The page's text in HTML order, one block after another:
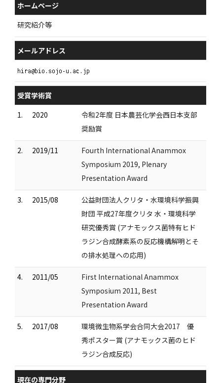
ホームページ
研究紹介等
メールアドレス
受賞学術賞
1.
2020
令和2年度 日本農芸化学会西日本支部
奨励賞
2. 2019/11
Fourth International Anammox
Symposium 2019, Plenary
Presentation Award
3. 2015/08
公益財団法人クリタ・水環境科学振興
財団 平成27年度クリタ 水・環境科学
研究優秀賞 (アナモックス菌特有ヒド
ラジン合成酵素系の反応機構解明とそ
の排水処理への応用)
4. 2011/05
First International Anammox
Symposium 2011, Best
Presentation Award
5. 2017/08
環境微生物系学会合同大会2017 優
秀ポスター賞 (アナモックス菌のヒド
ラジン合成反応)
現在の専門分野